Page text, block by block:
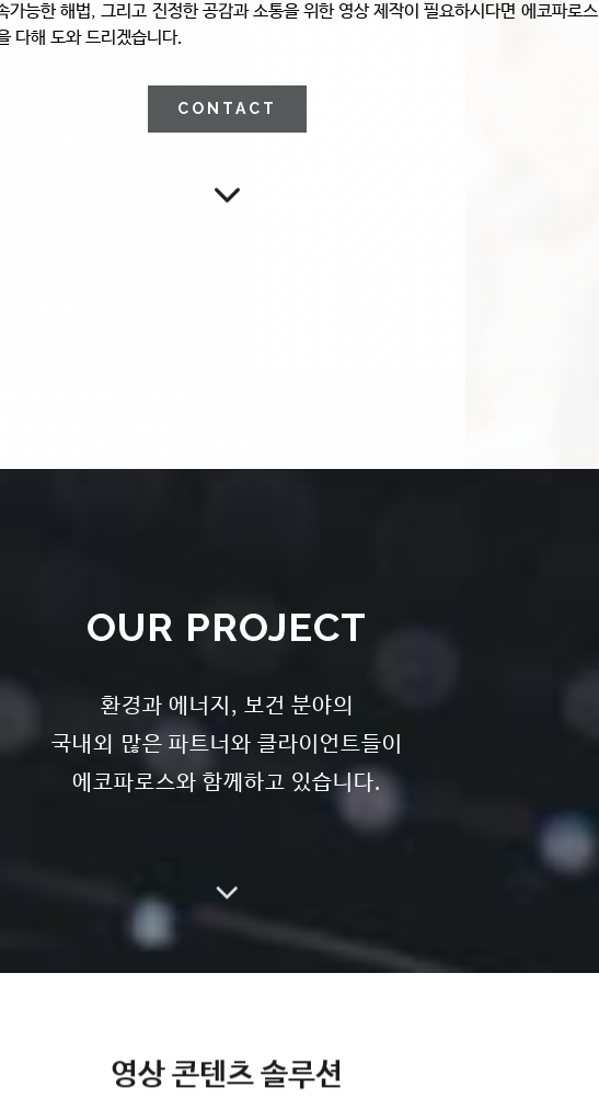
가능한 해법, 그리고 진정한 공감과 소통을 위한 영상 제작이 필요하시다면 에코파로스
다해 도와 드리겠습니다.
CONTACT
OUR PROJECT
환경과 에너지, 보건 분야의
국내외 많은 파트너와 클라이언트들이
에코파로스와 함께하고 있습니다.
영상 콘텐츠 솔루션